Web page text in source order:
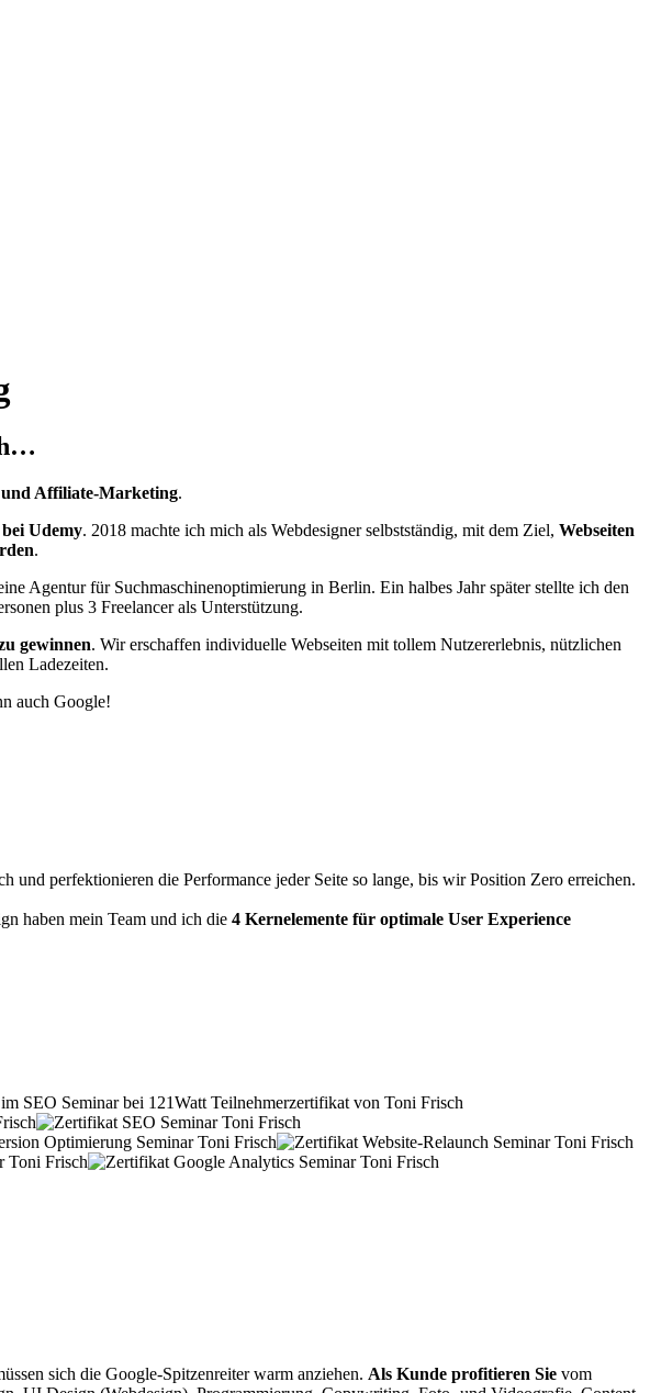
Affiliate-Marketing.
Udemy. 2018 machte ich mich als Webdesigner selbstständig, mit dem Ziel, Webseiten
.
Agentur für Suchmaschinenoptimierung in Berlin. Ein halbes Jahr später stellte ich den
plus 3 Freelancer als Unterstützung.
gewinnen. Wir erschaffen individuelle Webseiten mit tollem Nutzererlebnis, nützlichen
Ladezeiten.
auch Google!
und perfektionieren die Performance jeder Seite so lange, bis wir Position Zero erreichen.
haben mein Team und ich die 4 Kernelemente für optimale User Experience
sich die Google-Spitzenreiter warm anziehen. Als Kunde profitieren Sie vom